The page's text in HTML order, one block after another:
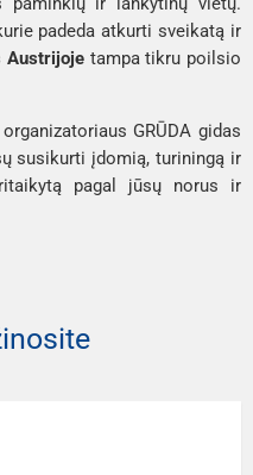
padeda atkurti sveikatą ir
Austrijojetampa tikru poilsio
GRŪDA gidas
susikurti įdomią, turiningą ir
pagal jūsų norus ir